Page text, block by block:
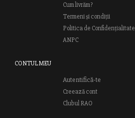
Cum livrăm?
Termeni și condiții
Politica de Confidențialitate
ANPC
CONTUL MEU
Autentifică-te
Creează cont
Clubul RAO